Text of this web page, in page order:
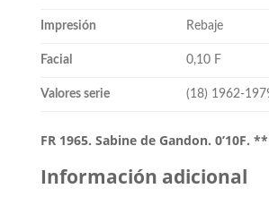
Impresión Rebaje
Facial 0,10 F
Valores serie (18) 1962-
FR 1965. Sabine de Gandon. 0’10F.
Información adicional